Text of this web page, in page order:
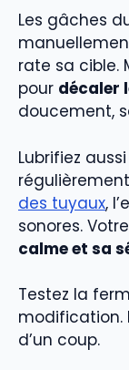
Les gâches
rate sa cible.
pour décaler
doucement,
Lubrifiez
des tuyaux,
sonores.
calme et sa
Testez la
modification.
d’un coup.